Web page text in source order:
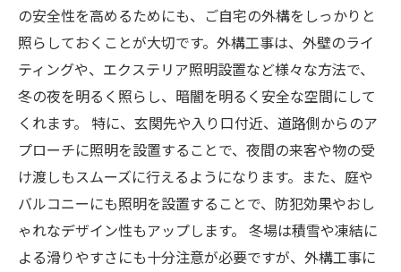
の安全性を高めるためにも、ご自宅の外構をしっかりと
照らしておくことが大切です。外構工事は、外壁のライ
ティングや、エクステリア照明設置など様々な方法で、
冬の夜を明るく照らし、暗闇を明るく安全な空間にして
くれます。 特に、玄関先や入り口付近、道路側からのア
プローチに照明を設置することで、夜間の来客や物の受
け渡しもスムーズに行えるようになります。また、庭や
バルコニーにも照明を設置することで、防犯効果やおし
ゃれなデザイン性もアップします。 冬場は積雪や凍結に
よる滑りやすさにも十分注意が必要ですが、外構工事に